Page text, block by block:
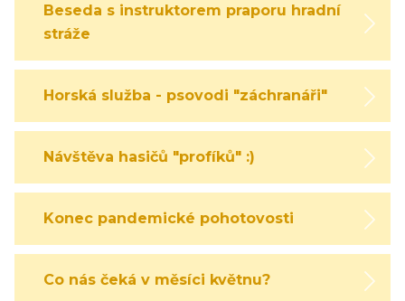
Beseda s instruktorem praporu hradní
stráže
Horská služba - psovodi "záchranáři"
Návštěva hasičů "profíků" :)
Konec pandemické pohotovosti
Co nás čeká v měsíci květnu?